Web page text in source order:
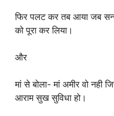
फिर पलट कर तब आया जब
को पूरा कर लिया।
और
मां से बोला- मां अमीर वो नही
आराम सुख सुविधा हो।